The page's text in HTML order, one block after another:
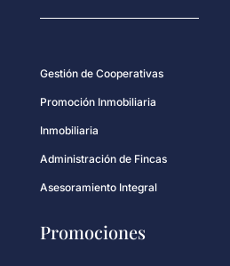
Gestión de Cooperativas
Promoción Inmobiliaria
Inmobiliaria
Administración de Fincas
Asesoramiento Integral
Promociones